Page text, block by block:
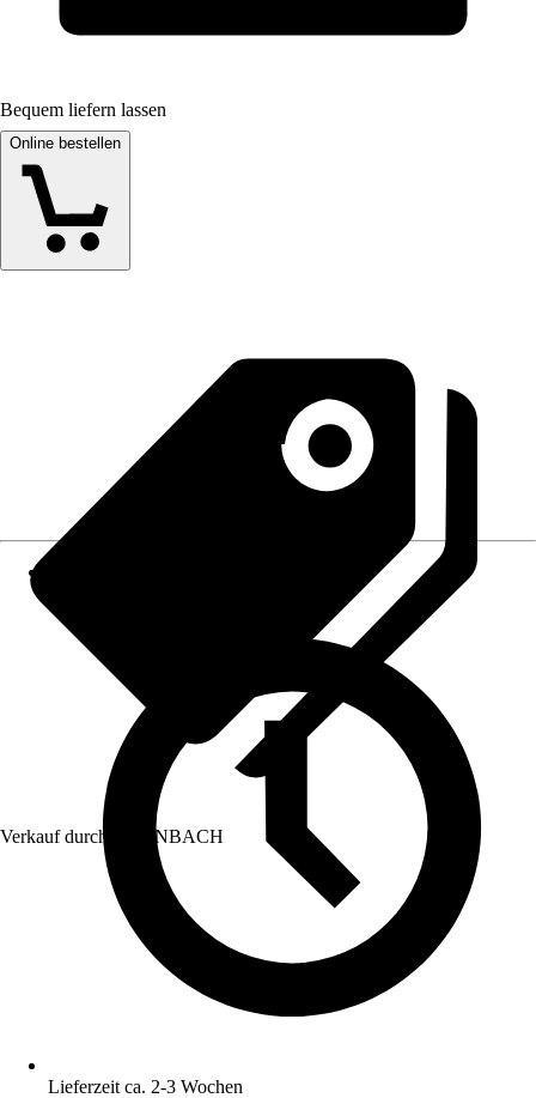
Bequem liefern lassen
Online bestellen
Verkauf durch: HORNBACH
Lieferzeit ca. 2-3 Wochen